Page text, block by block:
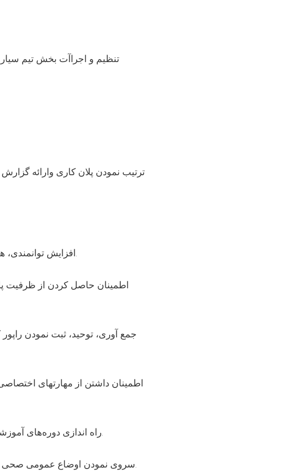
3. افزایش توانمندی، همآهنگ سازی فعالیت‌های ساحوی تیم های سیار صحی.
7. راه اندازی دوره‌های آموزشی در جریان وظیفه برای کارمندان تیم های سیارصحی.
8. سروی نمودن اوضاع عمومی صحی در سطح ولایت و اقدام عاجل به شکل عمده در جامعه.